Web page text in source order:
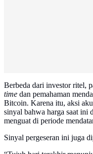
Berbeda dari investor ritel,
time dan pemahaman
Bitcoin. Karena itu, aksi
sinyal bahwa harga saat ini
menguat di periode
Sinyal pergeseran ini juga